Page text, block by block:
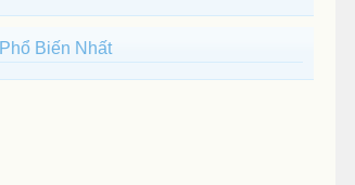
Phổ Biến Nhất